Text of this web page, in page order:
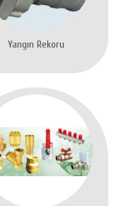
Yangın Rekoru